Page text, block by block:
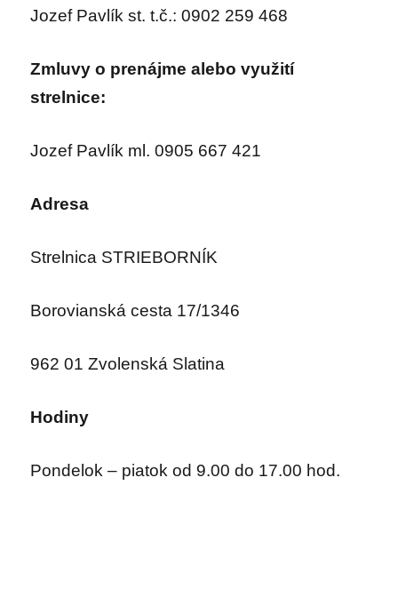
Jozef Pavlík st. t.č.: 0902 259 468
Zmluvy o prenájme alebo využití
strelnice:
Jozef Pavlík ml. 0905 667 421
Adresa
Strelnica STRIEBORNÍK
Borovianská cesta 17/1346
962 01 Zvolenská Slatina
Hodiny
Pondelok – piatok od 9.00 do 17.00 hod.